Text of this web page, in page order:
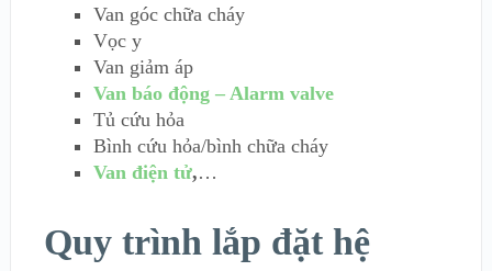
Van góc chữa cháy
Vọc y
Van giảm áp
Van báo động – Alarm valve
Tủ cứu hỏa
Bình cứu hỏa/bình chữa cháy
Van điện tử,…
Quy trình lắp đặt hệ